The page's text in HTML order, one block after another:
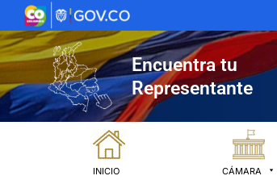
al
contenido
Encuentra tu
Representante
INICIO CÁMARA